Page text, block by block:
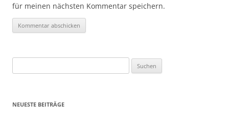
für meinen nächsten Kommentar speichern.
nach:
NEUESTE BEITRÄGE